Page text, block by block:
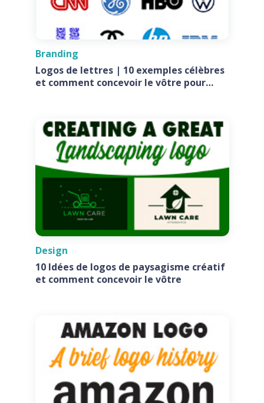
Branding
Logos de lettres | 10 exemples célèbres
et comment concevoir le vôtre pour
Design
10 Idées de logos de paysagisme créatif
et comment concevoir le vôtre